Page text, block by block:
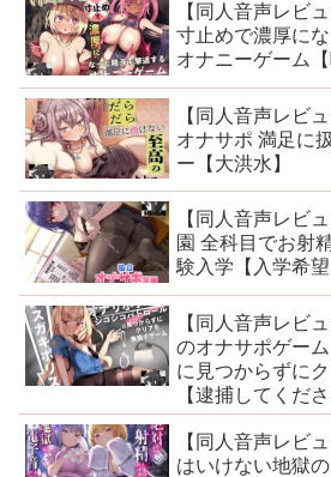
【同人音声レビ
寸止めで濃厚に
オナニーゲーム
【同人音声レビ
オナサポ 満足に
ー【大洪水】
【同人音声レビ
園 全科目でお射
験入学【入学希望
【同人音声レビ
のオナサポゲー
に見つからずに
【逮捕してくだ
【同人音声レビ
はいけない地獄